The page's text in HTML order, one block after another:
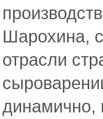
Шарохина,
отрасли
динамично,